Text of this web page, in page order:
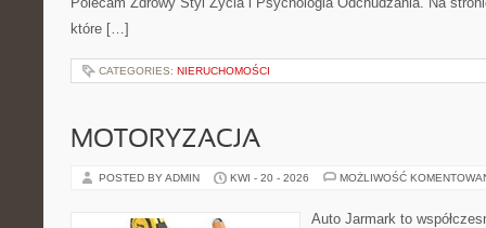
które […]
CATEGORIES: NIERUCHOMOŚCI
MOTORYZACJA
POSTED BY ADMIN KWI - 20 - 2026 MOŻLIWOŚĆ
Auto Jarmark to